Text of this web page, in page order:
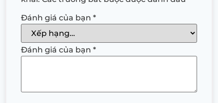
Đánh giá của bạn *
Đánh giá của bạn *